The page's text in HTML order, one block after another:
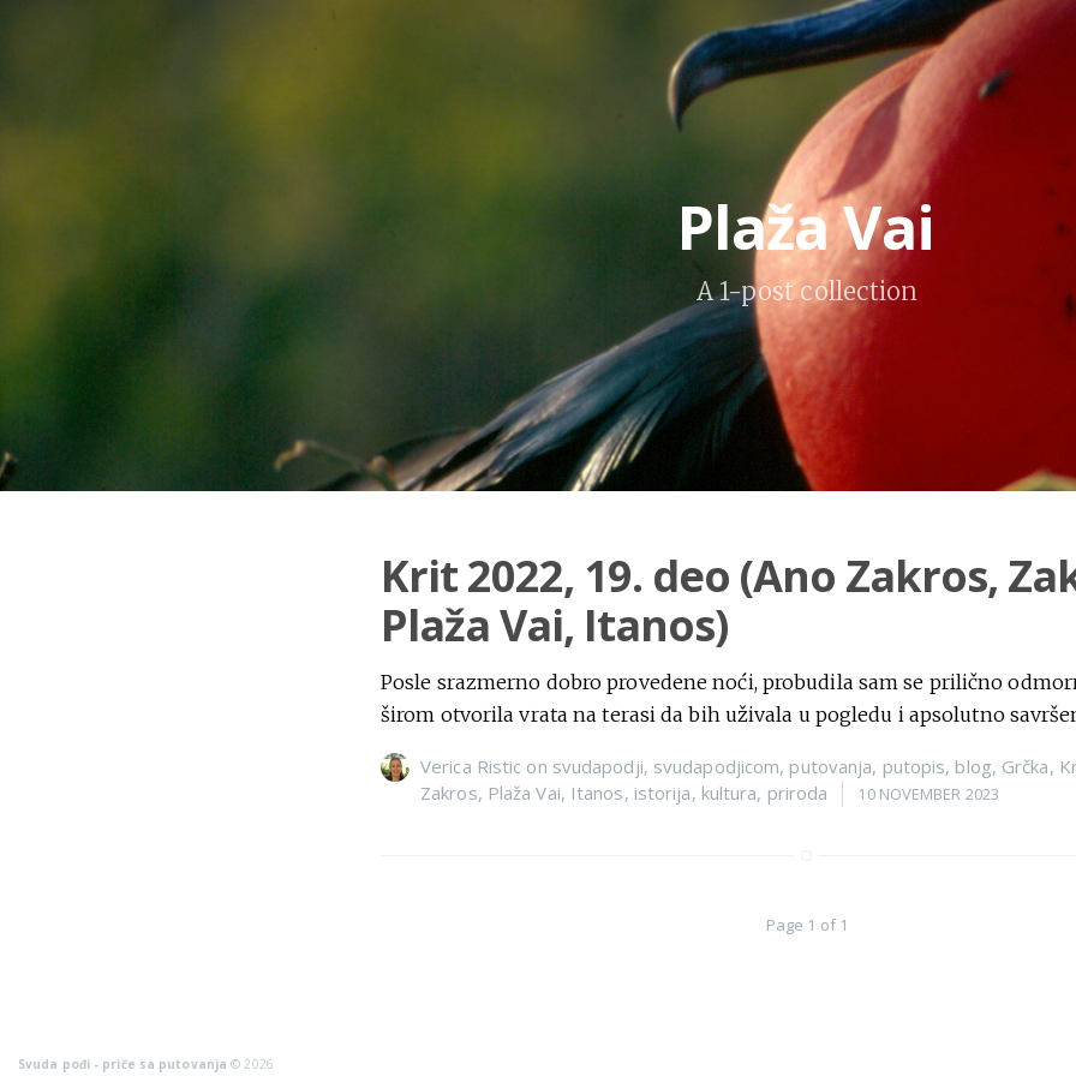
Plaža Vai
A 1-post collection
Krit 2022, 19. deo (Ano Zakros,
Plaža Vai, Itanos)
Posle srazmerno dobro provedene noći, probudila sam se prilično
širom otvorila vrata na terasi da bih uživala u pogledu i apsolutno
Verica Ristic on svudapodji, svudapodjicom, putovanja, putopis, blog, Grčka,
Zakros, Plaža Vai, Itanos, istorija, kultura, priroda 10 NOVEMBER 2023
Page 1 of 1
Svuda pođi - priče sa putovanja © 2026